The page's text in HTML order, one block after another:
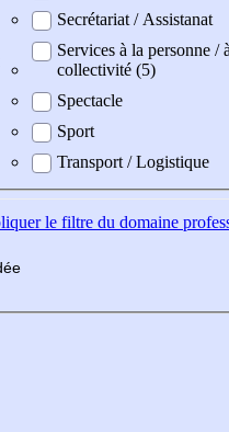
Secrétariat / Assistanat
Services à la personne /
collectivité (5)
Spectacle
Sport
Transport / Logistique
le filtre du domaine